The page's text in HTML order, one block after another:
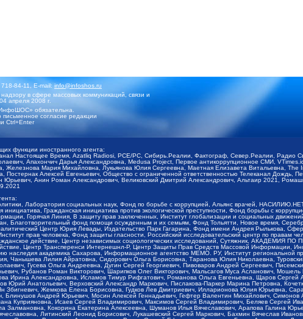
84-11, E-mail:info@infoshos.ru
в сфере массовых коммуникаций, связи и
апреля 2008 г.
обязательна.
согласие редакции
Ctrl+Enter
функции иностранного агента:
Настоящее Время, Azatliq Radiosi, PCE/PC, Сибирь.Реалии, Фактограф, Север.Реалии, Радио
Апахончич Дарья Александровна, Medusa Project, Первое антикоррупционное СМИ,
Мария Михайловна, Лукьянова Юлия Сергеевна, Маетная Елизавета Витальевна, The
Алексей Евгеньевич, Общество с ограниченной ответственностью Телеканал Дождь,
Анин Роман Александрович, Великовский Дмитрий Александрович, Альтаир 2021,
Лаборатория социальных наук, Фонд по борьбе с коррупцией, Альянс врачей,
Гражданская инициатива против экологической преступности, Фонд борьбы с
Горячая Линия, В защиту прав заключенных, Институт глобализации и социальных
Благотворительный фонд помощи осужденным и их семьям, Фонд Тольятти, Новое время,
Центр Юрия Левады, Издательство Парк Гагарина, Фонд имени Андрея Рылькова,
прав человека, Фонд защиты гласности, Российский исследовательский центр по правам
действие, Центр независимых социологических исследований, Сутяжник, АКАДЕМИЯ
Центр Трансперенси Интернешнл-Р, Центр Защиты Прав Средств Массовой Информации,
наследия академика Сахарова, Информационное агентство МЕМО. РУ, Институт региональной
Чанышева Лилия Айратовна, Сидорович Ольга Борисовна, Таранова Юлия Николаевна,
Гусева Ольга Андреевна, Дугин Сергей Георгиевич, Пивоваров Андрей Сергеевич,
Рубанов Роман Викторович, Шарипков Олег Викторович, Мальсагов Муса Асланович,
Ирина Александровна, Исламов Тимур Рифгатович, Романова Ольга Евгеньевна, Щаров
Юрий Анатольевич, Верховский Александр Маркович, Пислакова-Паркер Марина Петровна,
Збигневич, Жемкова Елена Борисовна, Гудков Лев Дмитриевич, Илларионова Юлия Юрьевна,
Блинушов Андрей Юрьевич, Мосин Алексей Геннадьевич, Гефтер Валентин Михайлович,
Куприяновна, Исаев Сергей Владимирович, Максимов Сергей Владимирович, Беляев Сергей
Кокорина Екатерина Алексеевна, Шуманов Илья Вячеславович, Арапова Галина
Литинский Леонид Борисович, Лукашевский Сергей Маркович, Бахмин Вячеслав